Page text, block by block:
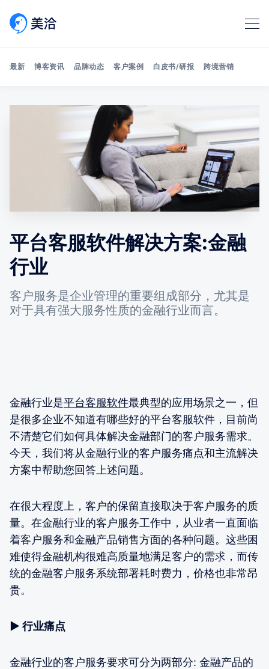
Search 美洽博客
最新 博客资讯 品牌动态 客户案例 白皮书/研报 跨境营销
平台客服软件解决方案:金融
行业
客户服务是企业管理的重要组成部分，尤其是
对于具有强大服务性质的金融行业而言。
金融行业是平台客服软件最典型的应用场景之一，但
是很多企业不知道有哪些好的平台客服软件，目前尚
不清楚它们如何具体解决金融部门的客户服务需求。
今天，我们将从金融行业的客户服务痛点和主流解决
方案中帮助您回答上述问题。
在很大程度上，客户的保留直接取决于客户服务的质
量。在金融行业的客户服务工作中，从业者一直面临
着客户服务和金融产品销售方面的各种问题。这些困
难使得金融机构很难高质量地满足客户的需求，而传
统的金融客户服务系统部署耗时费力，价格也非常昂
贵。
▶ 行业痛点
金融行业的客户服务要求可分为两部分: 金融产品的